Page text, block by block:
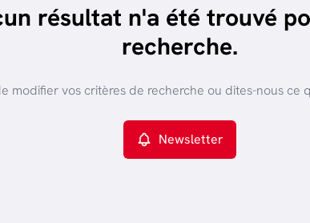
résultat n'a été trouvé
recherche.
modifier vos critères de recherche ou dites-nous ce
Newsletter